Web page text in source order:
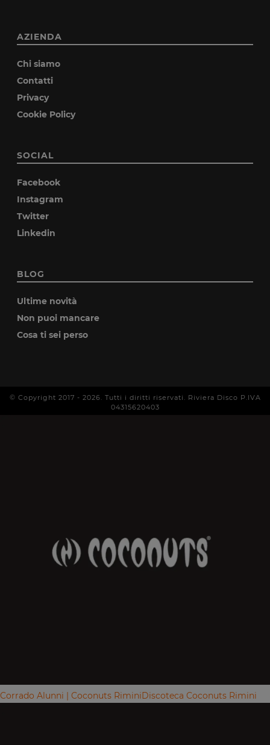
AZIENDA
Chi siamo
Contatti
Privacy
Cookie Policy
SOCIAL
Facebook
Instagram
Twitter
Linkedin
BLOG
Ultime novità
Non puoi mancare
Cosa ti sei perso
© Copyright 2017 - 2026. Tutti i diritti riservati. Riviera Disco P.IVA
04315620403
Corrado Alunni | Coconuts RiminiDiscoteca Coconuts Rimini